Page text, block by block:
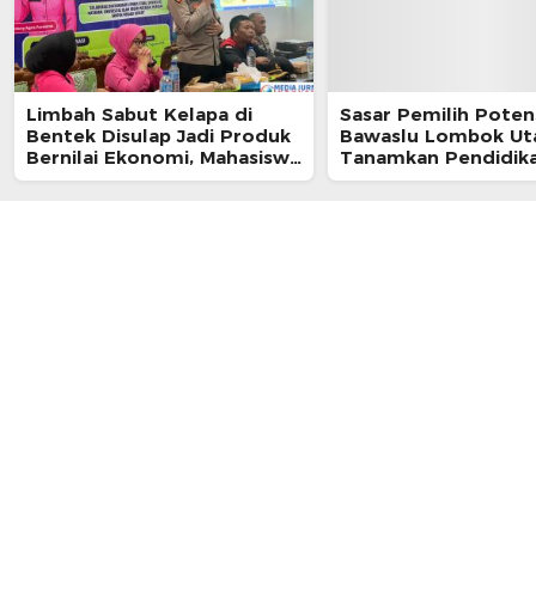
Limbah Sabut Kelapa di
Bentek Disulap Jadi Produk
Bernilai Ekonomi, Mahasiswa
KKN Gandeng Warga
Sasar Pemilih
Bawaslu Lombok
Tanamkan
Demokrasi di